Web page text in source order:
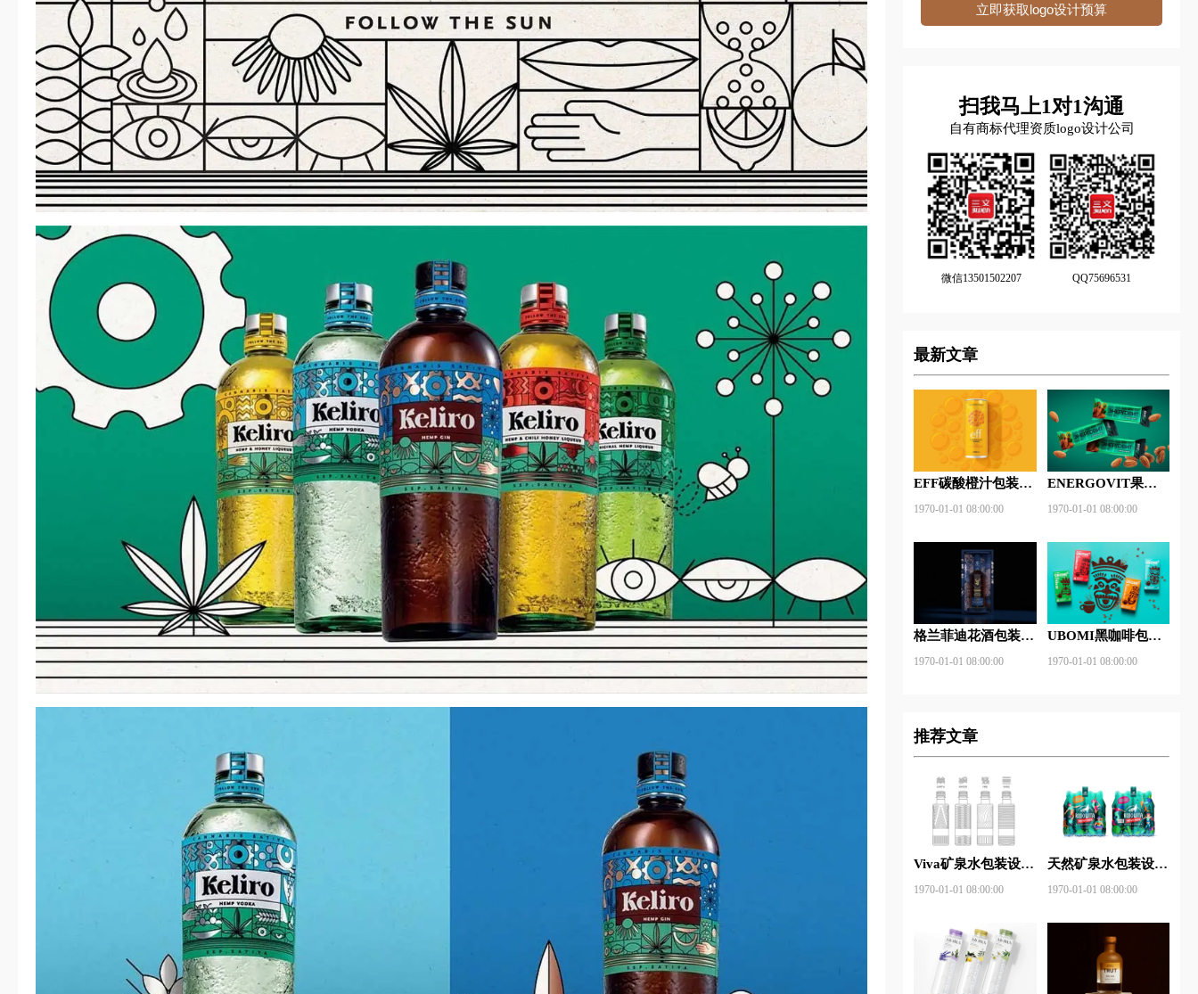
立即获取logo设计预算
扫我马上1对1沟通
自有商标代理资质logo设计公司
微信13501502207 QQ75696531
最新文章
EFF碳酸橙汁包装设
1970-01-01 08:00:00
ENERGOVIT果冻
1970-01-01 08:00:00
格兰菲迪花酒包装设
1970-01-01 08:00:00
UBOMI黑咖啡包装
1970-01-01 08:00:00
推荐文章
Viva矿泉水包装设计
1970-01-01 08:00:00
天然矿泉水包装设计
1970-01-01 08:00:00